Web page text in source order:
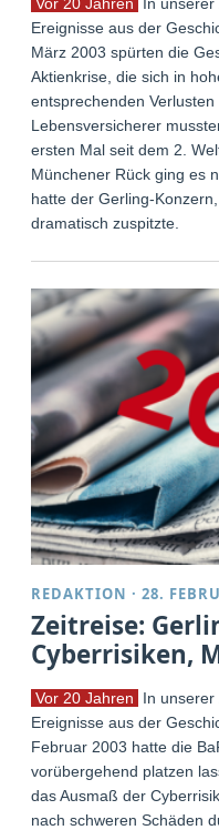
Vor 20 Jahren
In
Ereignisse aus der
März 2003 spürten die
Aktienkrise, die sich in
entsprechenden
Lebensversicherer
ersten Mal seit dem 2.
Münchener Rück ging es
hatte der Gerling-
dramatisch zuspitzte.
REDAKTION ·28.
Zeitreise:
Cyberrisiken,
Vor 20 Jahren
In
Ereignisse aus der
Februar 2003 hatte die
vorübergehend platzen
das Ausmaß der
nach schweren Schäden